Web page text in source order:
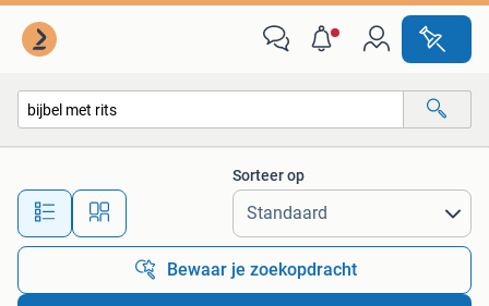
Alle afstanden…
Sorteer op
Bewaar je zoekopdracht